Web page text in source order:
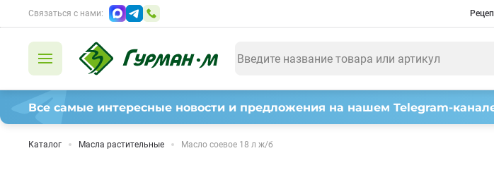
Связаться с нами:
Все самые интересные новости и предложения на нашем Telegram-
Каталог Масла растительные Масло соевое 18 л ж/б